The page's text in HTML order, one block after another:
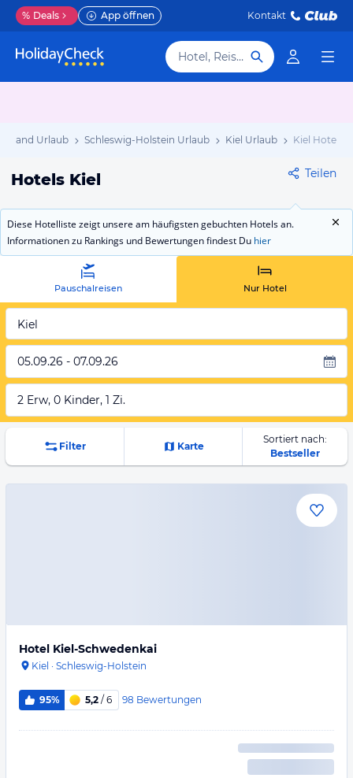
% Deals App öffnen Kontakt
Hotel, Reiseziel
Urlaub Schleswig-Holstein Urlaub Kiel Urlaub Kiel Hotels
Hotels Kiel Teilen
Diese Hotelliste zeigt unsere am häufigsten gebuchten Hotels an.
Informationen zu Rankings und Bewertungen findest Du hier
Pauschalreisen Nur Hotel
Kiel
05.09.26 - 07.09.26
2 Erw, 0 Kinder, 1 Zi.
Filter Karte
Sortiert nach:
Bestseller
Hotel Kiel-Schwedenkai
Kiel · Schleswig-Holstein
95% 5,2 / 6 98 Bewertungen